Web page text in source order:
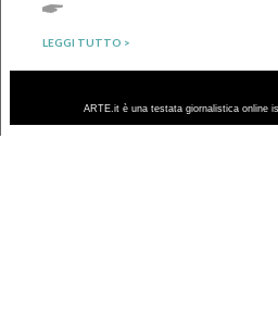
LEGGI TUTTO >
ARTE.it è una testata giornalistica online